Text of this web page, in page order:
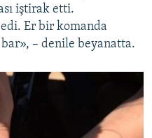
iştirak etti.
Er bir komanda
– denile beyanatta.